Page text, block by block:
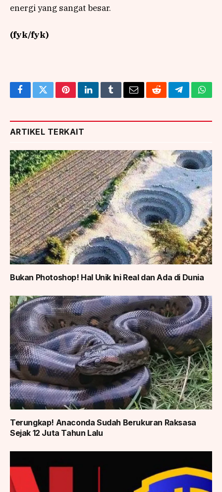
energi yang sangat besar.
(fyk/fyk)
FacebookTwitterPinterestLinkedInTumblrEmailRedditTelegram
ARTIKEL TERKAIT
Bukan Photoshop! Hal Unik Ini Real dan Ada di Dunia
Terungkap! Anaconda Sudah Berukuran Raksasa
Sejak 12 Juta Tahun Lalu